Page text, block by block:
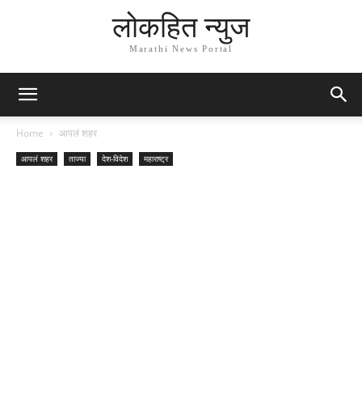
लोकहित न्युज
Marathi News Portal
Home आपलं शहर
आपलं शहर ताज्या देश-विदेश महाराष्ट्र